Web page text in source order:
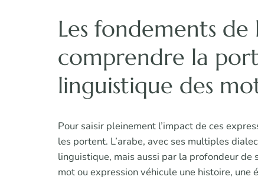
Les fondements de
comprendre la
linguistique des
Pour saisir pleinement l’impact de ces
les portent. L’arabe, avec ses multiples
linguistique, mais aussi par la profondeur de
mot ou expression véhicule une histoire,